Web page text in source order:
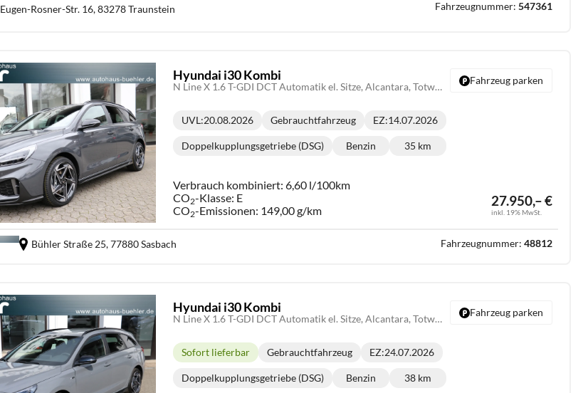
Eugen-Rosner-Str. 16,83278 Traunstein Fahrzeugnummer: 547361
Hyundai i30 Kombi
N Line X 1.6 T-GDI DCT Automatik el. Sitze, Alcantara, Totwinkelwarner
27.950,– €
inkl. 19% MwSt.
Lieferzeit:
UVL:20.08.2026 Gebrauchtfahrzeug EZ:14.07.2026
Getriebe:
Doppelkupplungsgetriebe (DSG)
Kraftstoff:
Benzin
Kilometerstand:
35 km
Verbrauch kombiniert:6,60 l/100km
CO2-Klasse: E
CO2-Emissionen: 149,00 g/km
Fahrzeug parken
Bühler Straße 25,77880 Sasbach Fahrzeugnummer: 48812
Hyundai i30 Kombi
N Line X 1.6 T-GDI DCT Automatik el. Sitze, Alcantara, Totwinkelwarner
Lieferzeit:
Sofort lieferbar Gebrauchtfahrzeug EZ:24.07.2026
Getriebe:
Doppelkupplungsgetriebe (DSG)
Kraftstoff:
Benzin
Kilometerstand:
38 km
Fahrzeug parken